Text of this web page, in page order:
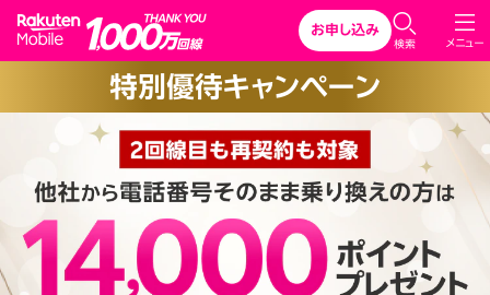
Rakuten Mobile
メニュー
検索
お申し込み
特別優待キャンペーン
C
l
s
e